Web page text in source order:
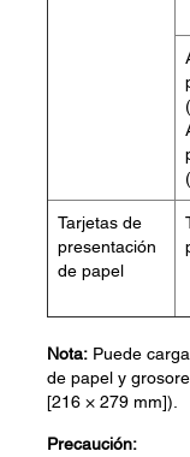
Tarjetas de
presentación
de papel
Nota: Puede
de papel y
[216 × 279 mm]).
Precaución: